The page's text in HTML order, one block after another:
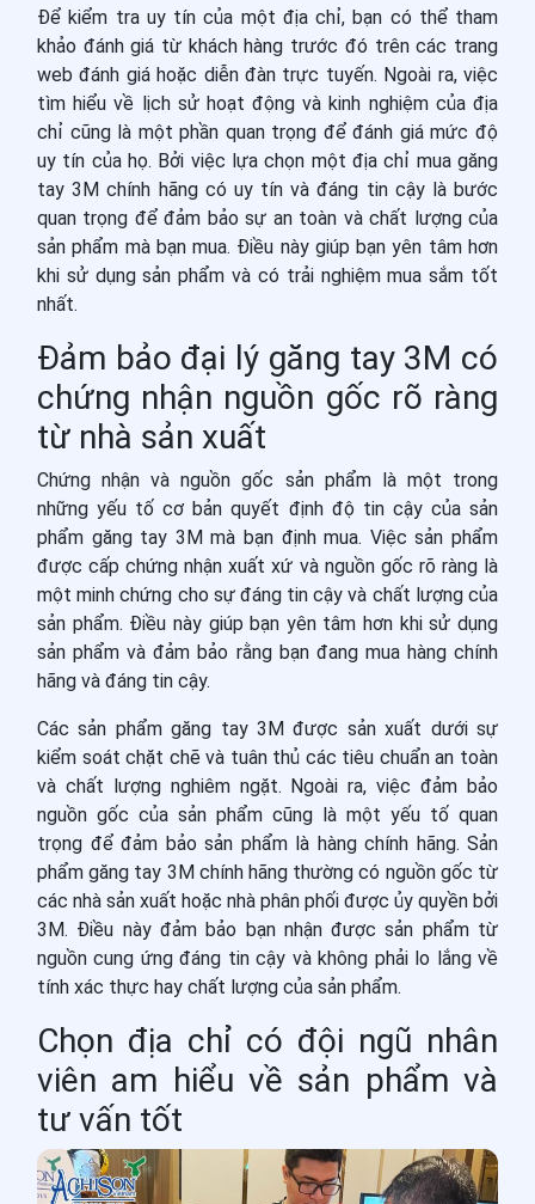
Để kiểm tra uy tín của một địa chỉ, bạn có thể tham
khảo đánh giá từ khách hàng trước đó trên các trang
web đánh giá hoặc diễn đàn trực tuyến. Ngoài ra, việc
tìm hiểu về lịch sử hoạt động và kinh nghiệm của địa
chỉ cũng là một phần quan trọng để đánh giá mức độ
uy tín của họ. Bởi việc lựa chọn một địa chỉ mua găng
tay 3M chính hãng có uy tín và đáng tin cậy là bước
quan trọng để đảm bảo sự an toàn và chất lượng của
sản phẩm mà bạn mua. Điều này giúp bạn yên tâm hơn
khi sử dụng sản phẩm và có trải nghiệm mua sắm tốt
nhất.
Đảm bảo đại lý găng tay 3M có
chứng nhận nguồn gốc rõ ràng
từ nhà sản xuất
Chứng nhận và nguồn gốc sản phẩm là một trong
những yếu tố cơ bản quyết định độ tin cậy của sản
phẩm găng tay 3M mà bạn định mua. Việc sản phẩm
được cấp chứng nhận xuất xứ và nguồn gốc rõ ràng là
một minh chứng cho sự đáng tin cậy và chất lượng của
sản phẩm. Điều này giúp bạn yên tâm hơn khi sử dụng
sản phẩm và đảm bảo rằng bạn đang mua hàng chính
hãng và đáng tin cậy.
Các sản phẩm găng tay 3M được sản xuất dưới sự
kiểm soát chặt chẽ và tuân thủ các tiêu chuẩn an toàn
và chất lượng nghiêm ngặt. Ngoài ra, việc đảm bảo
nguồn gốc của sản phẩm cũng là một yếu tố quan
trọng để đảm bảo sản phẩm là hàng chính hãng. Sản
phẩm găng tay 3M chính hãng thường có nguồn gốc từ
các nhà sản xuất hoặc nhà phân phối được ủy quyền bởi
3M. Điều này đảm bảo bạn nhận được sản phẩm từ
nguồn cung ứng đáng tin cậy và không phải lo lắng về
tính xác thực hay chất lượng của sản phẩm.
Chọn địa chỉ có đội ngũ nhân
viên am hiểu về sản phẩm và
tư vấn tốt